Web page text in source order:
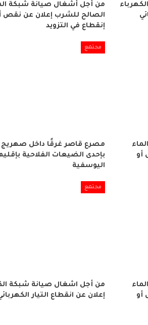
من أجل أشغال صيانة شبكة
الصالح للشرب إعلان عن نقص
إنقطاع في التزويد
أو
مجتمع
مصرع قاصر غرقًا داخل صهريج
بإحدى الضيعات الفلاحية
اليوسفية
أو
مجتمع
من أجل اشغال صيانة شبكة
إعلان عن انقطاع التيار